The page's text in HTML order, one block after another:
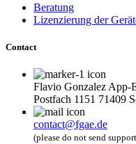
Beratung
Lizenzierung der
Contact
Flavio Gonzalez App-
Postfach 1151 71409
contact@fgae.de
(please do not send